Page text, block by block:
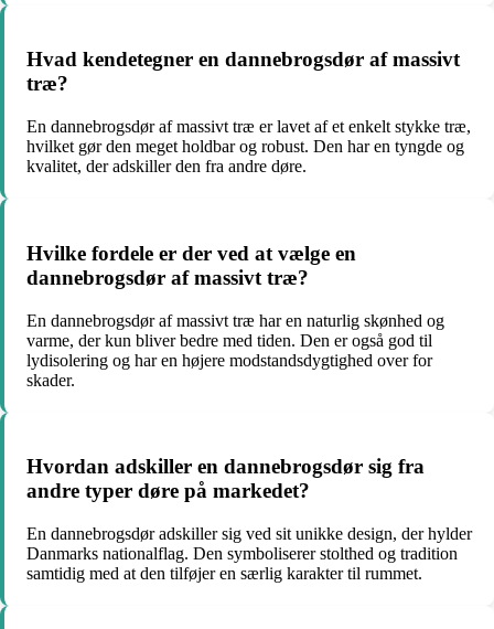
Hvad kendetegner en dannebrogsdør af massivt
træ?
En dannebrogsdør af massivt træ er lavet af et enkelt stykke træ,
hvilket gør den meget holdbar og robust. Den har en tyngde og
kvalitet, der adskiller den fra andre døre.
Hvilke fordele er der ved at vælge en
dannebrogsdør af massivt træ?
En dannebrogsdør af massivt træ har en naturlig skønhed og
varme, der kun bliver bedre med tiden. Den er også god til
lydisolering og har en højere modstandsdygtighed over for
skader.
Hvordan adskiller en dannebrogsdør sig fra
andre typer døre på markedet?
En dannebrogsdør adskiller sig ved sit unikke design, der hylder
Danmarks nationalflag. Den symboliserer stolthed og tradition
samtidig med at den tilføjer en særlig karakter til rummet.